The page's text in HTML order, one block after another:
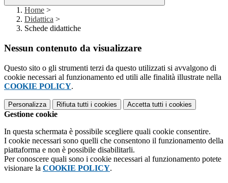
Home >
Didattica >
Schede didattiche
Nessun contenuto da visualizzare
Questo sito o gli strumenti terzi da questo utilizzati si avvalgono di
cookie necessari al funzionamento ed utili alle finalità illustrate nella
COOKIE POLICY.
Personalizza Rifiuta tutti i cookies Accetta tutti i cookies
Gestione cookie
In questa schermata è possibile scegliere quali cookie consentire.
I cookie necessari sono quelli che consentono il funzionamento della
piattaforma e non è possibile disabilitarli.
Per conoscere quali sono i cookie necessari al funzionamento potete
visionare la COOKIE POLICY.